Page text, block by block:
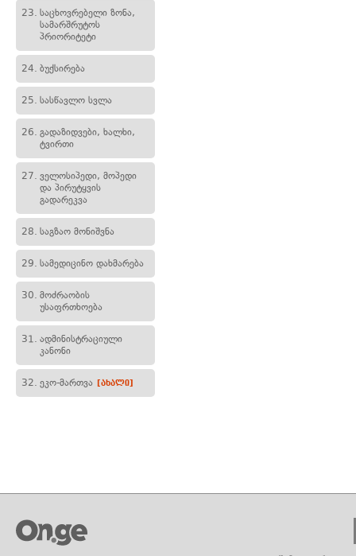
23. საცხოვრებელი ზონა,
სამარშრუტოს
პრიორიტეტი
24. ბუქსირება
25. სასწავლო სვლა
26. გადაზიდვები, ხალხი,
ტვირთი
27. ველოსიპედი, მოპედი
და პირუტყვის
გადარეკვა
28. საგზაო მონიშვნა
29. სამედიცინო დახმარება
30. მოძრაობის
უსაფრთხოება
31. ადმინისტრაციული
კანონი
32. ეკო-მართვა [ახალი]